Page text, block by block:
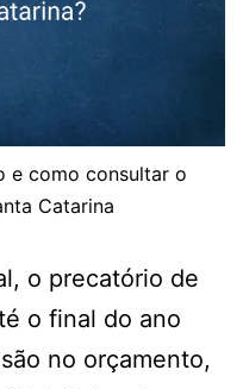
e como consultar o
Catarina
o precatório de
o final do ano
no orçamento,